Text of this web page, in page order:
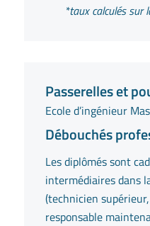
*taux calculés
Passerelles et
Ecole d’ingénieur
Débouchés
Les diplômés sont
intermédiaires dans
(technicien
responsable